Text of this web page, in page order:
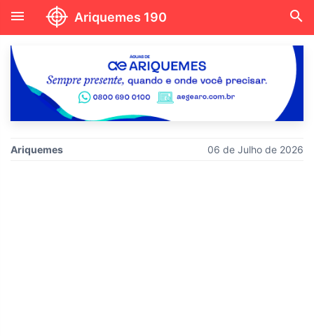
menu Ariquemes 190 search
Ariquemes 06 de Julho de 2026